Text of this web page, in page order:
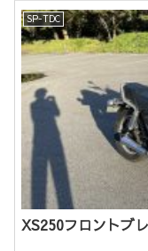
SP-TDC
XS250フロントブ